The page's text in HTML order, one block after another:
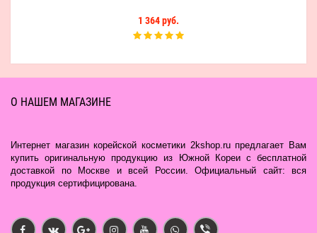
1 364 руб.
О НАШЕМ МАГАЗИНЕ
Интернет магазин корейской косметики 2kshop.ru предлагает Вам
купить оригинальную продукцию из Южной Кореи с бесплатной
доставкой по Москве и всей России. Официальный сайт: вся
продукция сертифицирована.